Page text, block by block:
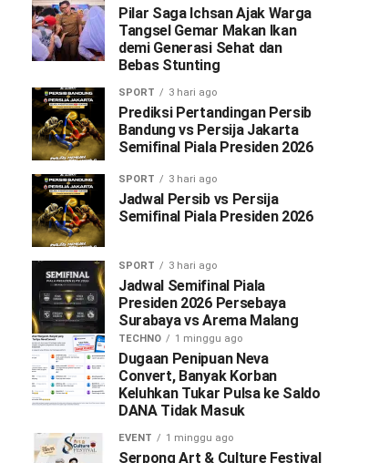
Pilar Saga Ichsan Ajak Warga
Tangsel Gemar Makan Ikan
demi Generasi Sehat dan
Bebas Stunting
SPORT 3 hari ago
Prediksi Pertandingan Persib
Bandung vs Persija Jakarta
Semifinal Piala Presiden 2026
SPORT 3 hari ago
Jadwal Persib vs Persija
Semifinal Piala Presiden 2026
SPORT 3 hari ago
Jadwal Semifinal Piala
Presiden 2026 Persebaya
Surabaya vs Arema Malang
TECHNO 1 minggu ago
Dugaan Penipuan Neva
Convert, Banyak Korban
Keluhkan Tukar Pulsa ke Saldo
DANA Tidak Masuk
EVENT 1 minggu ago
Serpong Art & Culture Festival